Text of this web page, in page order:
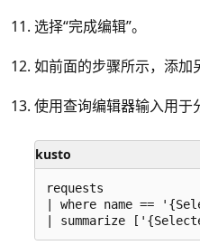
选择“完成编辑”。
如前面的步骤所示，添加
使用查询编辑器输入用于
kusto
requests
| where name ==